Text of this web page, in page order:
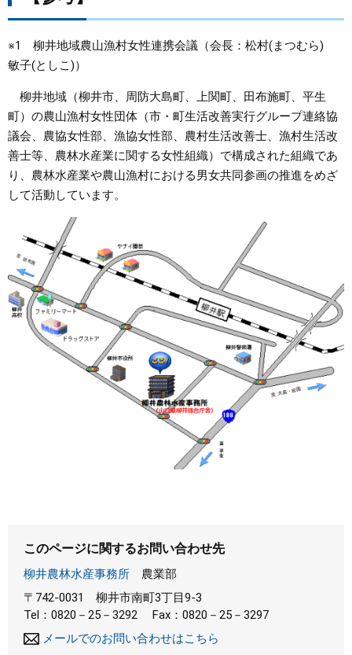
※1 柳井地域農山漁村女性連携会議（会長：松村(まつむら)
敏子(としこ)）
柳井地域（柳井市、周防大島町、上関町、田布施町、平生
町）の農山漁村女性団体（市・町生活改善実行グループ連絡協
議会、農協女性部、漁協女性部、農村生活改善士、漁村生活改
善士等、農林水産業に関する女性組織）で構成された組織であ
り、農林水産業や農山漁村における男女共同参画の推進をめざ
して活動しています。
このページに関するお問い合わせ先
柳井農林水産事務所
農業部
〒742-0031
柳井市南町3丁目9-3
Tel：0820－25－3292
Fax：0820－25－3297
メールでのお問い合わせはこちら